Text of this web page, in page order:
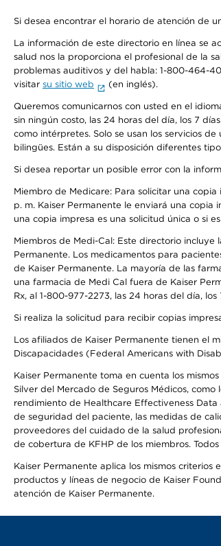
Si desea encontrar el horario de atención de
La información de este directorio en línea se
salud nos la proporciona el profesional de la
problemas auditivos y del habla: 1-800-464-
visitar su sitio web (en inglés).
Queremos comunicarnos con usted en el
sin ningún costo, las 24 horas del día, los 7
como intérpretes. Solo se usan los servicios
bilingües. Están a su disposición diferentes
Si desea reportar un posible error con la
Miembro de Medicare: Para solicitar una
p. m. Kaiser Permanente le enviará una
una copia impresa es una solicitud única o si
Miembros de Medi-Cal: Este directorio
Permanente. Los medicamentos para
de Kaiser Permanente. La mayoría de las
una farmacia de Medi Cal fuera de Kaiser
Rx, al 1-800-977-2273, las 24 horas del día,
Si realiza la solicitud para recibir copias
Los afiliados de Kaiser Permanente tienen el
Discapacidades (Federal Americans with
Kaiser Permanente toma en cuenta los
Silver del Mercado de Seguros Médicos,
rendimiento de Healthcare Effectiveness
de seguridad del paciente, las medidas de
proveedores del cuidado de la salud
de cobertura de KFHP de los miembros.
Kaiser Permanente aplica los mismos
productos y líneas de negocio de Kaiser
atención de Kaiser Permanente.